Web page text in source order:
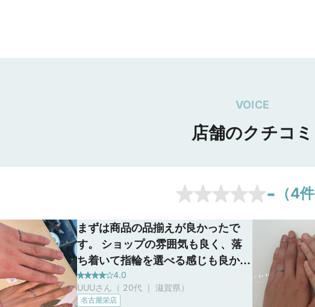
VOICE
店舗のクチコミ
- （4件
まずは商品の品揃えが良かったで
す。 ショップの雰囲気も良く、落
ち着いて指輪を選べる感じも良かっ
たです。 ブランドは模様も雰囲気
もアフターサービスも気に入りまし
4.0
UUUさん（ 20代 ｜ 滋賀県）
名古屋栄店